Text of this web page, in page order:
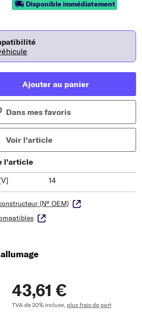
Disponible immédiatement
Ajouter au panier
Dans mes favoris
Voir l'article
l'article
14
(N° OEM)
43,61 €
TVA de 20% incluse, plus frais de port